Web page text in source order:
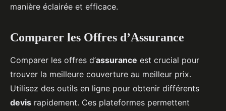
manière éclairée et efficace.
Comparer les Offres d’Assurance
Comparer les offres d’assurance est crucial pour
trouver la meilleure couverture au meilleur prix.
Utilisez des outils en ligne pour obtenir différents
devis rapidement. Ces plateformes permettent